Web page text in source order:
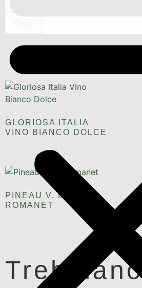
Trebbiano
GLORIOSA ITALIA
VINO BIANCO DOLCE
PINEAU V. DE
ROMANET
Trebbiano